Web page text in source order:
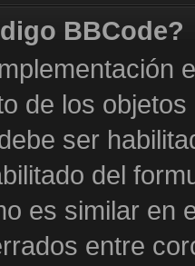
BBCode?
de los
ser
del
es similar en
entre